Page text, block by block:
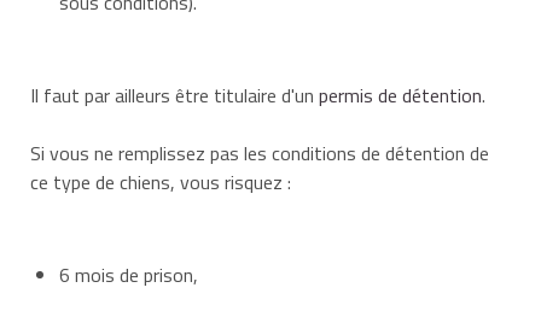
Il faut par ailleurs être titulaire d'un permis de détention.
Si vous ne remplissez pas les conditions de détention de
ce type de chiens, vous risquez :
6 mois de prison,